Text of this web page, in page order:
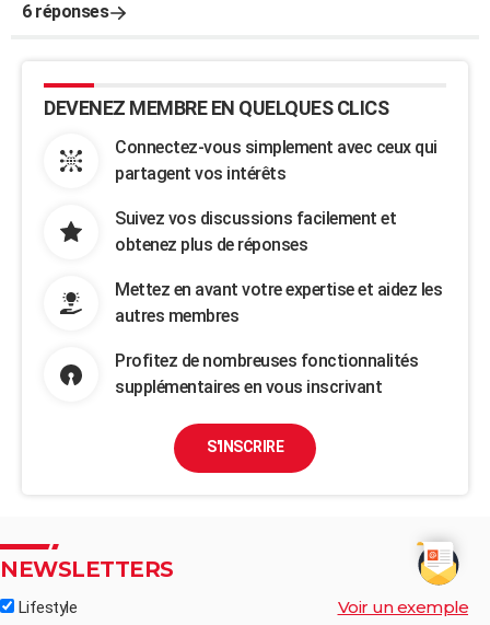
6 réponses
DEVENEZ MEMBRE EN QUELQUES CLICS
Connectez-vous simplement avec ceux qui
partagent vos intérêts
Suivez vos discussions facilement et
obtenez plus de réponses
Mettez en avant votre expertise et aidez les
autres membres
Profitez de nombreuses fonctionnalités
supplémentaires en vous inscrivant
S'INSCRIRE
NEWSLETTERS
Lifestyle Voir un exemple